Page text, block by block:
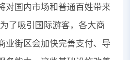
对国内市场和普通百姓带来
了吸引国际游客，各大商
业街区会加快完善支付、导